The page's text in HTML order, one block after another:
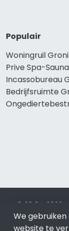
Populair
Woningruil
Prive Spa-
Incassobureau
Bedrijfsruimte
© 2019 - 2026
Internet.
optimalisatie No
We
website te